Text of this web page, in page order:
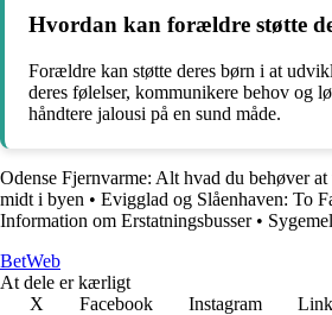
Hvordan kan forældre støtte
Forældre kan støtte deres børn i at
deres følelser, kommunikere behov og
håndtere jalousi på en sund måde.
Odense Fjernvarme: Alt hvad du behøver
midt i byen • Evigglad og Slåenhaven: To
Information om Erstatningsbusser•
BetWeb
At dele er kærligt
X
Facebook Instagram